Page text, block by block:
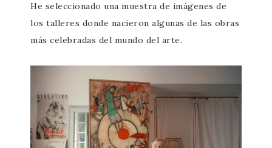
He seleccionado una muestra de imágenes de
los talleres donde nacieron algunas de las obras
más celebradas del mundo del arte.